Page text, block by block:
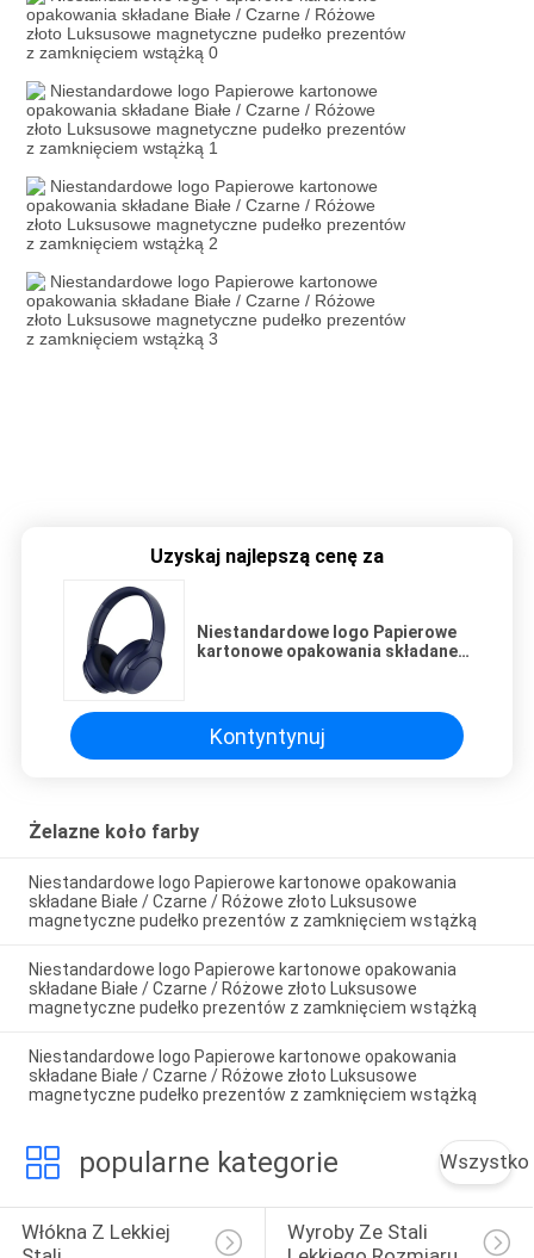
Uzyskaj najlepszą cenę za
Niestandardowe logo Papierowe
kartonowe opakowania składane
prezentów z zamknięciem
wstążką
Kontyntynuj
Żelazne koło farby
Niestandardowe logo Papierowe kartonowe opakowania
składane Białe / Czarne / Różowe złoto Luksusowe
magnetyczne pudełko prezentów z zamknięciem wstążką
Niestandardowe logo Papierowe kartonowe opakowania
składane Białe / Czarne / Różowe złoto Luksusowe
magnetyczne pudełko prezentów z zamknięciem wstążką
Niestandardowe logo Papierowe kartonowe opakowania
składane Białe / Czarne / Różowe złoto Luksusowe
magnetyczne pudełko prezentów z zamknięciem wstążką
popularne kategorie Wszystko
Włókna Z Lekkiej
Wyroby Ze Stali